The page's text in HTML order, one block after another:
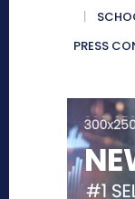
PRESS